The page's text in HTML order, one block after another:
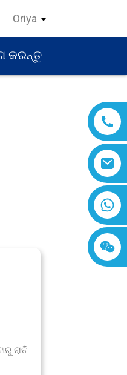
Oriya
କରନ୍ତୁ
ରାତି